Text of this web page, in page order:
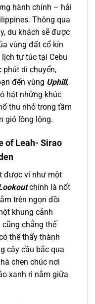
hành chính – hải
Thông qua
du khách sẽ được
vùng đất cổ kín
tự túc tại Cebu
phút di chuyển,
đến vùng Uphill,
hát những khúc
thu nhỏ trong tầm
gió lồng lộng.
of Leah- Sirao
được ví như một
chính là nốt
trên ngọn đồi
khung cảnh
chẳng thể
thể thấy thành
cây cầu bắc qua
chen chúc nơi
xanh rì nằm giữa